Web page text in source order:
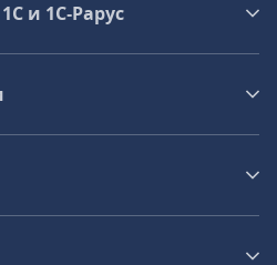
и 1С‑Рарус